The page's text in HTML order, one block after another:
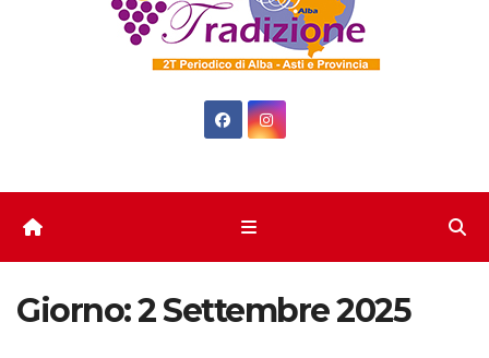
Giorno:2 Settembre 2025